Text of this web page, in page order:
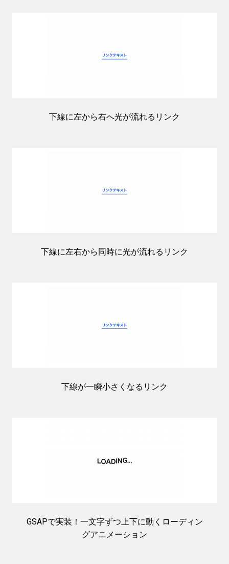
下線に左から右へ光が流れるリンク
下線に左右から同時に光が流れるリンク
下線が一瞬小さくなるリンク
GSAPで実装！一文字ずつ上下に動くローディン
グアニメーション